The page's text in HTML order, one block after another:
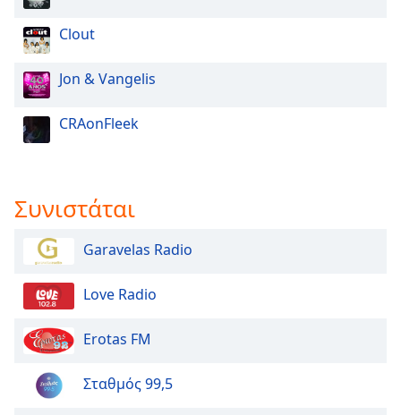
Clout
Jon & Vangelis
CRAonFleek
Συνιστάται
Garavelas Radio
Love Radio
Erotas FM
Σταθμός 99,5